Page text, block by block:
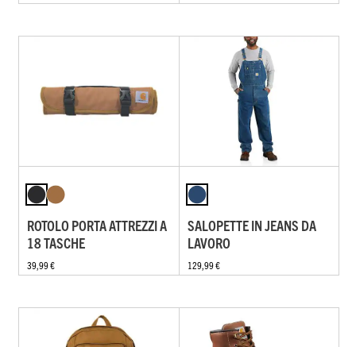
ROTOLO PORTA ATTREZZI A
18 TASCHE
39,99 €
SALOPETTE IN JEANS DA
LAVORO
129,99 €